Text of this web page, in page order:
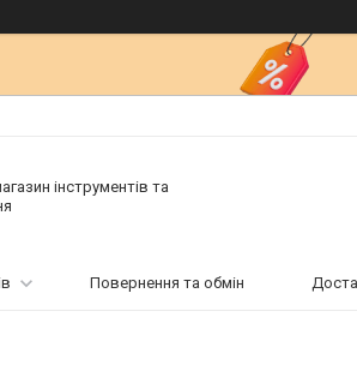
інструментів та
Повернення та обмін